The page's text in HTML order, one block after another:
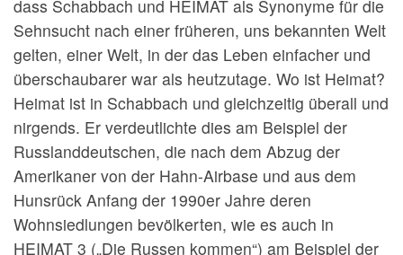
dass Schabbach und HEIMAT als Synonyme für die
Sehnsucht nach einer früheren, uns bekannten Welt
gelten, einer Welt, in der das Leben einfacher und
überschaubarer war als heutzutage. Wo ist Heimat?
Heimat ist in Schabbach und gleichzeitig überall und
nirgends. Er verdeutlichte dies am Beispiel der
Russlanddeutschen, die nach dem Abzug der
Amerikaner von der Hahn-Airbase und aus dem
Hunsrück Anfang der 1990er Jahre deren
Wohnsiedlungen bevölkerten, wie es auch in
HEIMAT 3 („Die Russen kommen“) am Beispiel der